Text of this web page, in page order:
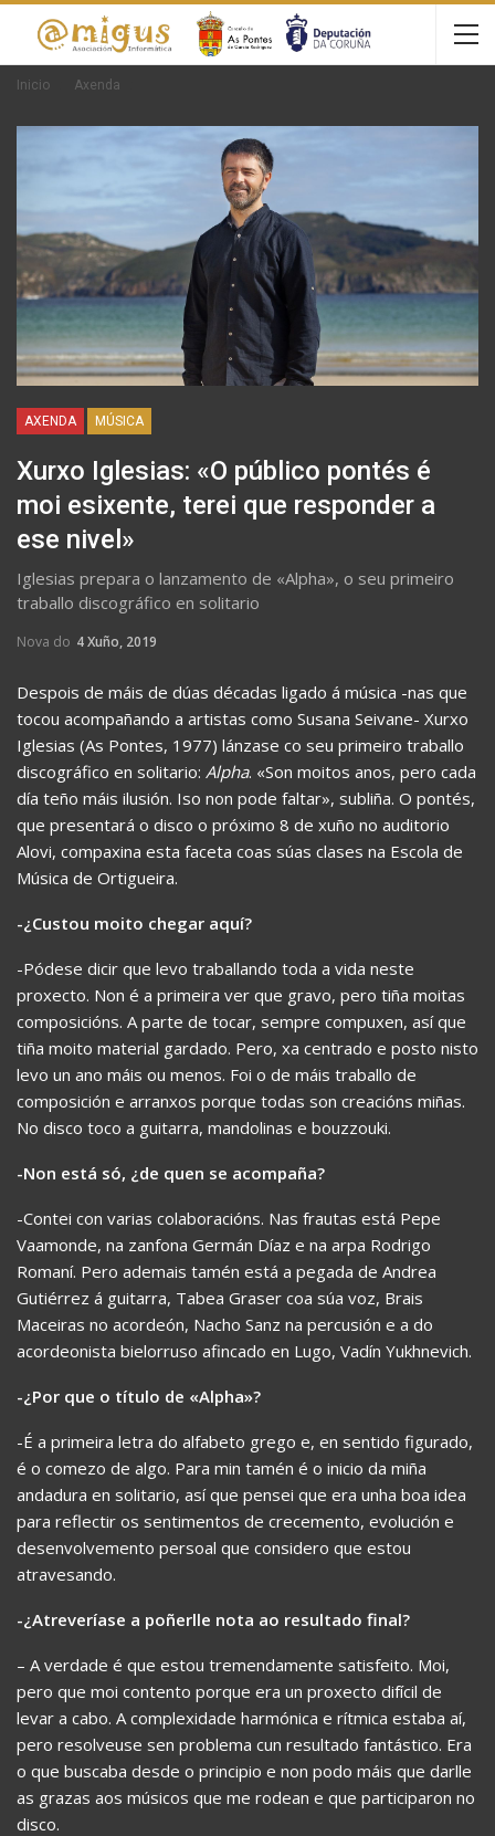
Inicio Axenda
AXENDA MÚSICA
Xurxo Iglesias: «O público pontés é
moi esixente, terei que responder a
ese nivel»
Iglesias prepara o lanzamento de «Alpha», o seu primeiro
traballo discográfico en solitario
Nova do 4 Xuño, 2019
Despois de máis de dúas décadas ligado á música -nas que
tocou acompañando a artistas como Susana Seivane- Xurxo
Iglesias (As Pontes, 1977) lánzase co seu primeiro traballo
discográfico en solitario: Alpha. «Son moitos anos, pero cada
día teño máis ilusión. Iso non pode faltar», subliña. O pontés,
que presentará o disco o próximo 8 de xuño no auditorio
Alovi, compaxina esta faceta coas súas clases na Escola de
Música de Ortigueira.
-¿Custou moito chegar aquí?
-Pódese dicir que levo traballando toda a vida neste
proxecto. Non é a primeira ver que gravo, pero tiña moitas
composicións. A parte de tocar, sempre compuxen, así que
tiña moito material gardado. Pero, xa centrado e posto nisto
levo un ano máis ou menos. Foi o de máis traballo de
composición e arranxos porque todas son creacións miñas.
No disco toco a guitarra, mandolinas e bouzzouki.
-Non está só, ¿de quen se acompaña?
-Contei con varias colaboracións. Nas frautas está Pepe
Vaamonde, na zanfona Germán Díaz e na arpa Rodrigo
Romaní. Pero ademais tamén está a pegada de Andrea
Gutiérrez á guitarra, Tabea Graser coa súa voz, Brais
Maceiras no acordeón, Nacho Sanz na percusión e a do
acordeonista bielorruso afincado en Lugo, Vadín Yukhnevich.
-¿Por que o título de «Alpha»?
-É a primeira letra do alfabeto grego e, en sentido figurado,
é o comezo de algo. Para min tamén é o inicio da miña
andadura en solitario, así que pensei que era unha boa idea
para reflectir os sentimentos de crecemento, evolución e
desenvolvemento persoal que considero que estou
atravesando.
-¿Atreveríase a poñerlle nota ao resultado final?
– A verdade é que estou tremendamente satisfeito. Moi,
pero que moi contento porque era un proxecto difícil de
levar a cabo. A complexidade harmónica e rítmica estaba aí,
pero resolveuse sen problema cun resultado fantástico. Era
o que buscaba desde o principio e non podo máis que darlle
as grazas aos músicos que me rodean e que participaron no
disco.